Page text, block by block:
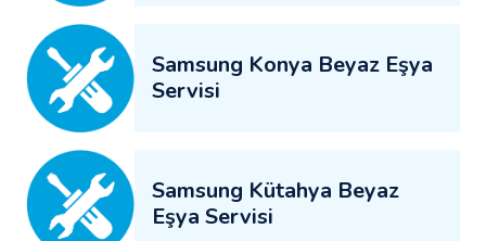
Samsung Konya Beyaz Eşya
Servisi
Samsung Kütahya Beyaz
Eşya Servisi